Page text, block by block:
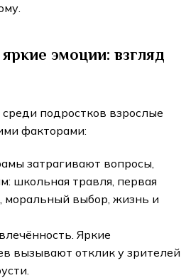
эмоции: взгляд
подростков взрослые
факторами:
затрагивают вопросы,
школьная травля, первая
моральный выбор, жизнь и
Яркие
вызывают отклик у зрителей